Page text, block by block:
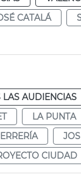
CATALÁ
LAS AUDIENCIAS
LA PUNTA
CIUDAD